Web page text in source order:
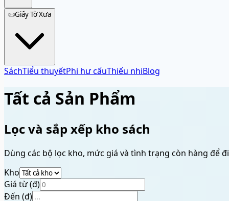
📜Giấy Tờ Xưa
SáchTiểu thuyếtPhi hư cấuThiếu nhiBlog
Tất cả Sản Phẩm
Lọc và sắp xếp kho sách
Dùng các bộ lọc kho, mức giá và tình trạng còn hàng để
Kho
Giá từ (đ)
Đến (đ)